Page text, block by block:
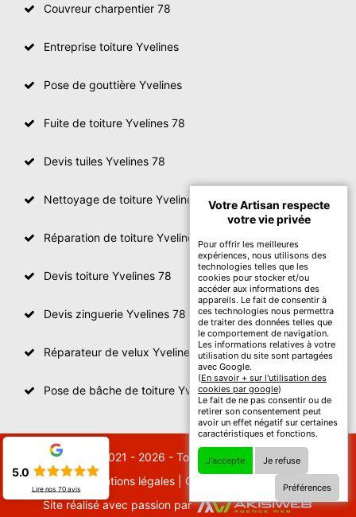
Couvreur charpentier 78
Entreprise toiture Yvelines
Pose de gouttière Yvelines
Fuite de toiture Yvelines 78
Devis tuiles Yvelines 78
Nettoyage de toiture Yvelines
Réparation de toiture Yvelines 78
Devis toiture Yvelines 78
Devis zinguerie Yvelines 78
Réparateur de velux Yvelines 78
Pose de bâche de toiture Yvelines 78
© 2021 - 2026 - Tout droit réservé
Mentions légales| Contactez-nous
Site réalisé avec passion par
Votre Artisan respecte
votre vie privée
Pour offrir les meilleures
expériences, nous utilisons des
technologies telles que les
cookies pour stocker et/ou
accéder aux informations des
appareils. Le fait de consentir à
ces technologies nous permettra
de traiter des données telles que
le comportement de navigation.
Les informations relatives à votre
utilisation du site sont partagées
avec Google.
(En savoir + sur l'utilisation des
cookies par google)
Le fait de ne pas consentir ou de
retirer son consentement peut
avoir un effet négatif sur certaines
caractéristiques et fonctions.
J'accepte Je refuse
Préférences
5.0
Lire nos 70avis